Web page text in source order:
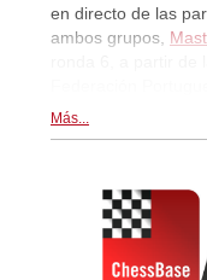
en directo de las
ambos grupos,
Más...